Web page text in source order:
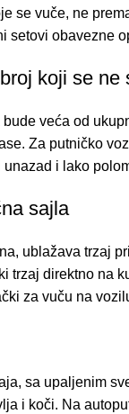
se vuče, ne
setovi obavezne
koji se ne
veća od
Za putničko
i lako
sajla
ublažava trzaj
trzaj direktno na
za vuču na
sa upaljenim
i koči. Na